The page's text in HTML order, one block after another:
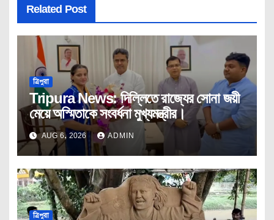
Related Post
ত্রিপুরা
Tripura News: দিল্লিতে রাজ্যের সোনা জয়ী
মেয়ে অস্মিতাকে সংবর্ধনা মুখ্যমন্ত্রীর।
AUG 6, 2026 ADMIN
ত্রিপুরা